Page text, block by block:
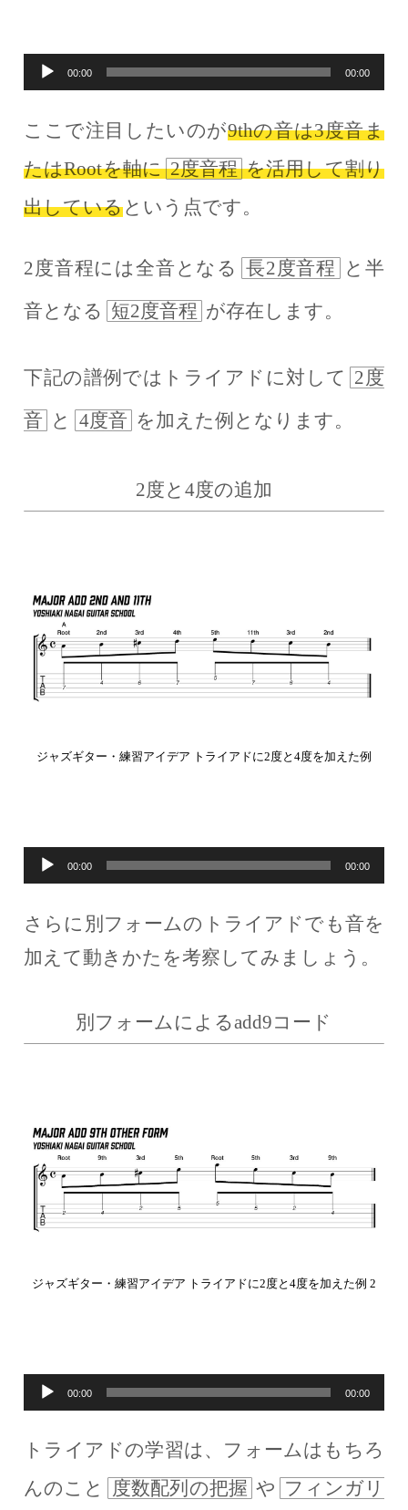
音
プ
レ
ー
ー
00:00 00:00
ここで注目したいのが9thの音は3度音ま
たはRootを軸に 2度音程 を活用して割り
出しているという点です。
2度音程には全音となる 長2度音程 と半
音となる 短2度音程 が存在します。
下記の譜例ではトライアドに対して 2度
音 と 4度音 を加えた例となります。
2度と4度の追加
ジャズギター・練習アイデア トライアドに2度と4度を加えた例
音
プ
レ
00:00 00:00
さらに別フォームのトライアドでも音を
加えて動きかたを考察してみましょう。
別フォームによるadd9コード
ジャズギター・練習アイデア トライアドに2度と4度を加えた例 2
音
プ
レ
00:00 00:00
トライアドの学習は、フォームはもちろ
んのこと
度数配列の把握 や フィンガリ